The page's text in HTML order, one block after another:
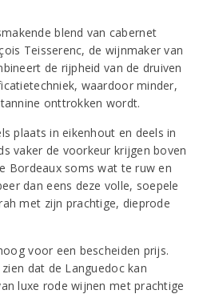
blend van cabernet
Teisserenc, de wijnmaker van
de rijpheid van de druiven
waardoor minder,
onttrokken wordt.
plaats in eikenhout en deels in
vaker de voorkeur krijgen boven
Bordeaux soms wat te ruw en
dan eens deze volle, soepele
met zijn prachtige, dieprode
voor een bescheiden prijs.
dat de Languedoc kan
luxe rode wijnen met prachtige